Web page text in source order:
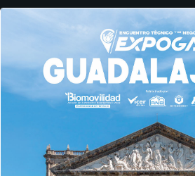
Aviso de Privacidad